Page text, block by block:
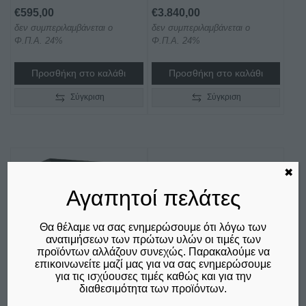
€595,00
δεν συμπεριλαμβάνεται ο
Φ.Π.Α. 24%
Προσθήκη στο καλάθι
Σύγκριση
€3.840,00
δεν συμπεριλαμβάνεται ο
Φ.Π.Α. 24%
Προσθήκη στο καλάθι
Σύγκριση
Αγαπητοί πελάτες
Θα θέλαμε να σας ενημερώσουμε ότι λόγω των
ανατιμήσεων των πρώτων υλών οι τιμές των
προϊόντων αλλάζουν συνεχώς. Παρακαλούμε να
επικοινωνείτε μαζί μας για να σας ενημερώσουμε
για τις ισχύουσες τιμές καθώς και για την
διαθεσιμότητα των προϊόντων.
✖